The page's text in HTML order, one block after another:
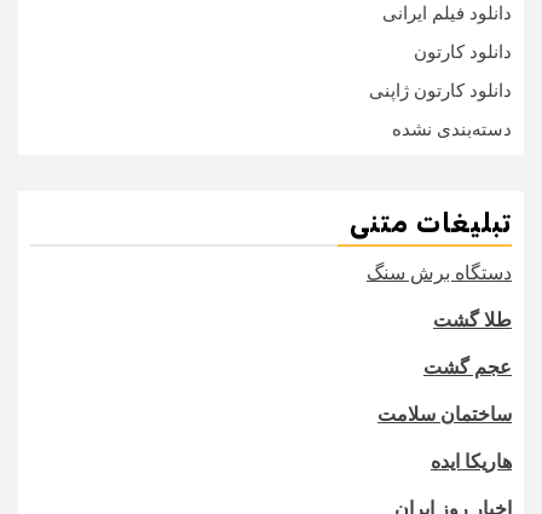
دانلود فیلم ایرانی
دانلود کارتون
دانلود کارتون ژاپنی
دسته‌بندی نشده
تبلیغات متنی
دستگاه برش سنگ
طلا گشت
عجم گشت
ساختمان سلامت
هاریکا ایده
اخبار روز ایران